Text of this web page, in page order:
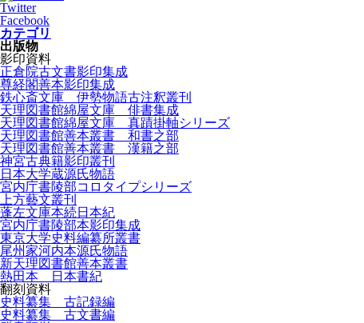
Twitter
Facebook
カテゴリ
出版物
影印資料
正倉院古文書影印集成
尊経閣善本影印集成
鉄心斎文庫 伊勢物語古注釈叢刊
天理図書館綿屋文庫 俳書集成
天理図書館綿屋文庫 真蹟掛軸シリーズ
天理図書館善本叢書 和書之部
天理図書館善本叢書 漢籍之部
神宮古典籍影印叢刊
日本大学蔵源氏物語
宮内庁書陵部コロタイプシリーズ
上方藝文叢刊
蓬左文庫本続日本紀
宮内庁書陵部本影印集成
東京大学史料編纂所叢書
尾州家河内本源氏物語
新天理図書館善本叢書
熱田本 日本書紀
翻刻資料
史料纂集 古記録編
史料纂集 古文書編